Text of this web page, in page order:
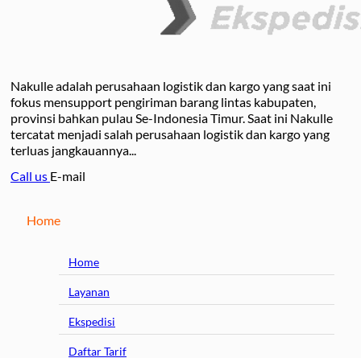
Nakulle adalah perusahaan logistik dan kargo yang saat ini
fokus mensupport pengiriman barang lintas kabupaten,
provinsi bahkan pulau Se-Indonesia Timur. Saat ini Nakulle
tercatat menjadi salah perusahaan logistik dan kargo yang
terluas jangkauannya...
Call us E-mail
Home
Home
Layanan
Ekspedisi
Daftar Tarif